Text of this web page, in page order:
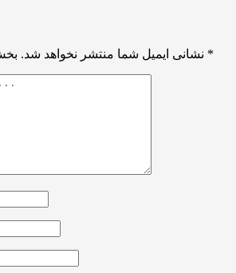
نشانی ایمیل شما منتشر نخواهد شد. *